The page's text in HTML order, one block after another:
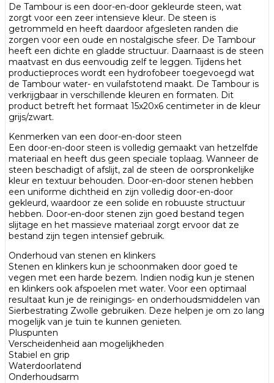
De Tambour is een door-en-door gekleurde steen, wat
zorgt voor een zeer intensieve kleur. De steen is
getrommeld en heeft daardoor afgesleten randen die
zorgen voor een oude en nostalgische sfeer. De Tambour
heeft een dichte en gladde structuur. Daarnaast is de steen
maatvast en dus eenvoudig zelf te leggen. Tijdens het
productieproces wordt een hydrofobeer toegevoegd wat
de Tambour water- en vuilafstotend maakt. De Tambour is
verkrijgbaar in verschillende kleuren en formaten. Dit
product betreft het formaat 15x20x6 centimeter in de kleur
grijs/zwart.
Kenmerken van een door-en-door steen
Een door-en-door steen is volledig gemaakt van hetzelfde
materiaal en heeft dus geen speciale toplaag. Wanneer de
steen beschadigt of afslijt, zal de steen de oorspronkelijke
kleur en textuur behouden. Door-en-door stenen hebben
een uniforme dichtheid en zijn volledig door-en-door
gekleurd, waardoor ze een solide en robuuste structuur
hebben. Door-en-door stenen zijn goed bestand tegen
slijtage en het massieve materiaal zorgt ervoor dat ze
bestand zijn tegen intensief gebruik.
Onderhoud van stenen en klinkers
Stenen en klinkers kun je schoonmaken door goed te
vegen met een harde bezem. Indien nodig kun je stenen
en klinkers ook afspoelen met water. Voor een optimaal
resultaat kun je de reinigings- en onderhoudsmiddelen van
Sierbestrating Zwolle gebruiken. Deze helpen je om zo lang
mogelijk van je tuin te kunnen genieten.
Pluspunten
Verscheidenheid aan mogelijkheden
Stabiel en grip
Waterdoorlatend
Onderhoudsarm